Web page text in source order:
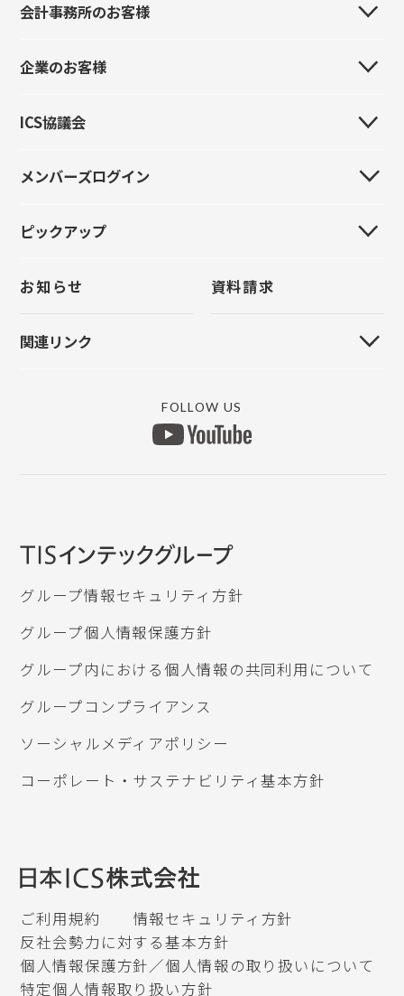
会社案内
事業所・販売代理店・関連会社
イベント情報
導入事例
会計事務所のお客様
はじめてのお客様
製品紹介
導入事例
お問い合わせ
企業のお客様
はじめてのお客様
製品紹介
導入事例
お問い合わせ
ICS協議会
全国ICS協議会
全国大会
メンバーズログイン
新規登録
パスワードをお忘れの方
ピックアップ
クラウド管理
上手くんα
原票モバイル
銀行データ取り込み
ICSデジタルポスト
お知らせ
関連リンク
上手くんαWEBサイト
資料請求
FOLLOW US
グループ情報セキュリティ方針
グループ個人情報保護方針
グループ内における個人情報の共同利用について
グループコンプライアンス
ソーシャルメディアポリシー
コーポレート・サステナビリティ基本方針
ご利用規約
情報セキュリティ方針
反社会勢力に対する基本方針
個人情報保護方針／個人情報の取り扱いについて
特定個人情報取り扱い方針